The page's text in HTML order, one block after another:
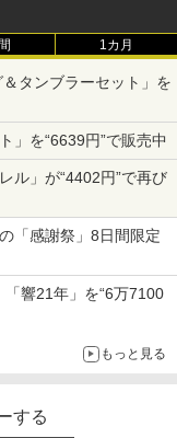
1カ月
タンブラーセット」を
」を“6639円”で販売中
ル」が“4402円”で再び
「感謝祭」8日間限定
響21年」を“6万7100
もっと見る
する